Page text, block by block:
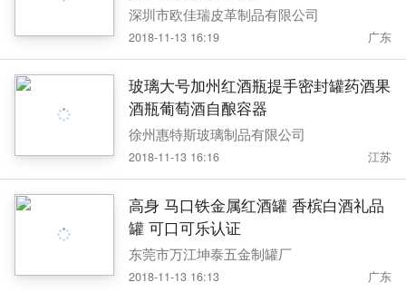
深圳市欧佳瑞皮革制品有限公司
2018-11-13 16:19 广东
玻璃大号加州红酒瓶提手密封罐药酒果
酒瓶葡萄酒自酿容器
徐州惠特斯玻璃制品有限公司
2018-11-13 16:16 江苏
高身 马口铁金属红酒罐 香槟白酒礼品
罐 可口可乐认证
东莞市万江坤泰五金制罐厂
2018-11-13 16:13 广东